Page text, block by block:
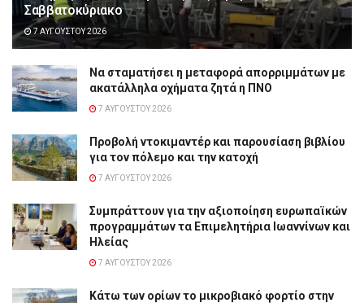
Σαββατοκύριακο
7 ΑΥΓΟΎΣΤΟΥ 2026
Να σταματήσει η μεταφορά απορριμμάτων με
ακατάλληλα οχήματα ζητά η ΠΝΟ
7 ΑΥΓΟΎΣΤΟΥ 2026
Προβολή ντοκιμαντέρ και παρουσίαση βιβλίου
για τον πόλεμο και την κατοχή
7 ΑΥΓΟΎΣΤΟΥ 2026
Συμπράττουν για την αξιοποίηση ευρωπαϊκών
προγραμμάτων τα Επιμελητήρια Ιωαννίνων και
Ηλείας
7 ΑΥΓΟΎΣΤΟΥ 2026
Κάτω των ορίων το μικροβιακό φορτίο στην